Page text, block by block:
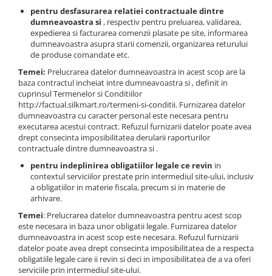
Consumabile
Masti de sudura
Manusi
Manusi de lucru
Manusi pentru sudare MIG-MAG
Manusi pentru Sudare WIG-TIG
Imbracaminte si Accesorii
Accesorii
Protectie respiratorie, auditiva si
oculara
Auditiva
Respiratorie
Oculara
Imbracaminte
Conectori si bolturi pentru sudura
pentru desfasurarea relatiei contractuale dintre
dumneavoastra si , respectiv pentru preluarea, validarea,
expedierea si facturarea comenzii plasate pe site, informarea
dumneavoastra asupra starii comenzii, organizarea returului
de produse comandate etc.
Temei: Prelucrarea datelor dumneavoastra in acest scop are la
baza contractul incheiat intre dumneavoastra si , definit in
cuprinsul Termenelor si Conditiilor
http://factual.silkmart.ro/termeni-si-conditii. Furnizarea datelor
dumneavoastra cu caracter personal este necesara pentru
executarea acestui contract. Refuzul furnizarii datelor poate avea
drept consecinta imposibilitatea derularii raporturilor
contractuale dintre dumneavoastra si .
pentru indeplinirea obligatiilor legale ce revin in
contextul serviciilor prestate prin intermediul site-ului, inclusiv
a obligatiilor in materie fiscala, precum si in materie de
arhivare.
Temei: Prelucrarea datelor dumneavoastra pentru acest scop
este necesara in baza unor obligatii legale. Furnizarea datelor
dumneavoastra in acest scop este necesara. Refuzul furnizarii
datelor poate avea drept consecinta imposibilitatea de a respecta
obligatiile legale care ii revin si deci in imposibilitatea de a va oferi
serviciile prin intermediul site-ului.